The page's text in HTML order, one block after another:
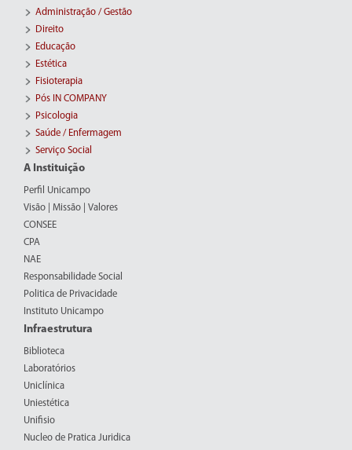
Administração / Gestão
Direito
Educação
Estética
Fisioterapia
Pós IN COMPANY
Psicologia
Saúde / Enfermagem
Serviço Social
A Instituição
Perfil Unicampo
Visão | Missão | Valores
CONSEE
CPA
NAE
Responsabilidade Social
Politica de Privacidade
Instituto Unicampo
Infraestrutura
Biblioteca
Laboratórios
Uniclínica
Uniestética
Unifisio
Nucleo de Pratica Juridica